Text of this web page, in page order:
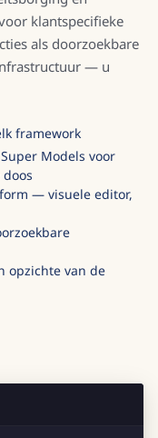
klantspecifieke
als doorzoekbare
— u
framework
Models voor
— visuele editor,
opzichte van de